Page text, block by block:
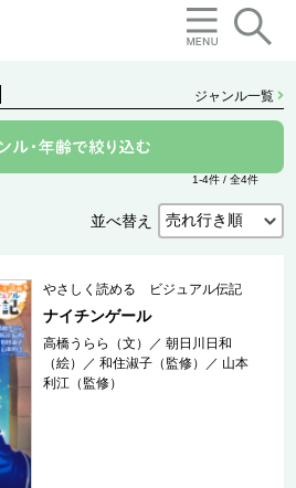
ジャンル一覧
1-4件 / 全4件
並べ替え
やさしく読める ビジュアル伝記
ナイチンゲール
高橋うらら（文） ／朝日川日和
（絵）
／和住淑子（監修） ／ 山本
利江（監修）